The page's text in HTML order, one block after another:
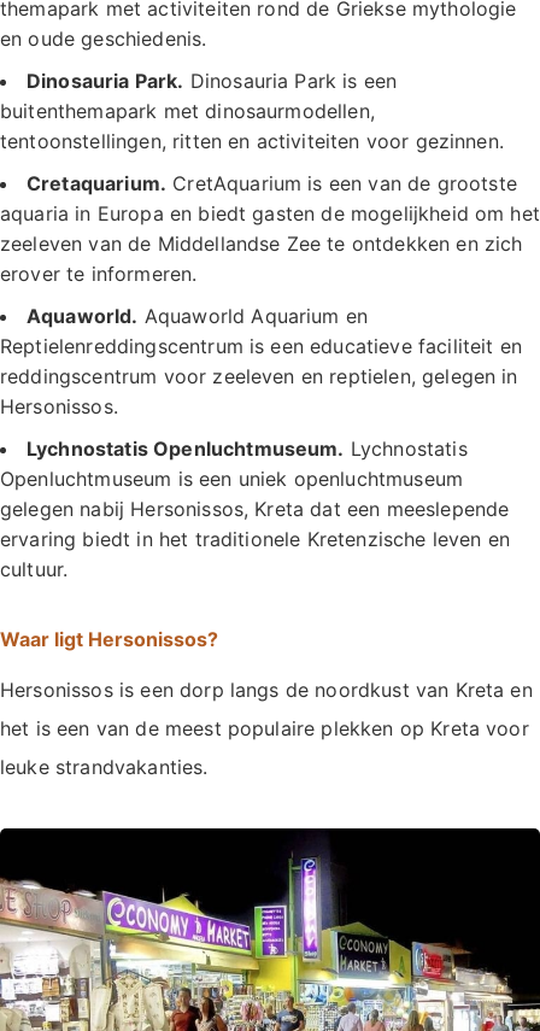
themapark met activiteiten rond de Griekse mythologie
en oude geschiedenis.
Dinosauria Park. Dinosauria Park is een
buitenthemapark met dinosaurmodellen,
tentoonstellingen, ritten en activiteiten voor gezinnen.
Cretaquarium. CretAquarium is een van de grootste
aquaria in Europa en biedt gasten de mogelijkheid om het
zeeleven van de Middellandse Zee te ontdekken en zich
erover te informeren.
Aquaworld. Aquaworld Aquarium en
Reptielenreddingscentrum is een educatieve faciliteit en
reddingscentrum voor zeeleven en reptielen, gelegen in
Hersonissos.
Lychnostatis Openluchtmuseum. Lychnostatis
Openluchtmuseum is een uniek openluchtmuseum
gelegen nabij Hersonissos, Kreta dat een meeslepende
ervaring biedt in het traditionele Kretenzische leven en
cultuur.
Waar ligt Hersonissos?
Hersonissos is een dorp langs de noordkust van Kreta en
het is een van de meest populaire plekken op Kreta voor
leuke strandvakanties.